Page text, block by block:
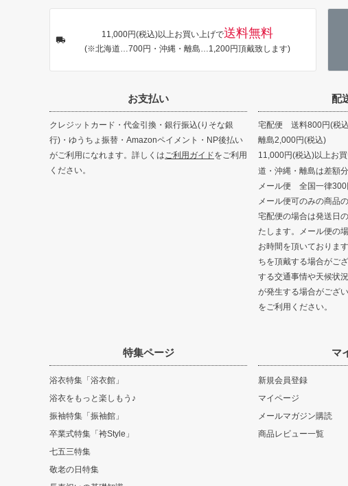
11,000円(税込)以上お買い上げで送料無料
(※北海道…700円・沖縄・離島…1,200円頂戴致します)
お支払い
クレジットカード・代金引換・銀行振込(りそな銀
行)・ゆうちょ振替・Amazonペイメント・NP後払い
がご利用になれます。詳しくはご利用ガイドをご利用
ください。
配
宅配便 送料800円(税込
離島2,000円(税込)
11,000円(税込)以上お
道・沖縄・離島は差額
メール便 全国一律300
メール便可のみの商品
宅配便の場合は発送日
たします。メール便の
お時間を頂いておりま
ちを頂戴する場合がご
する交通事情や天候状
が発生する場合がござ
をご利用ください。
特集ページ
浴衣特集「浴衣館」
浴衣をもっと楽しもう♪
振袖特集「振袖館」
卒業式特集「袴Style」
七五三特集
敬老の日特集
マ
新規会員登録
マイページ
メールマガジン購読
商品レビュー一覧